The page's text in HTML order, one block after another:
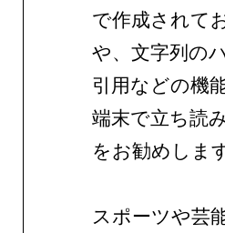
で作成されて
や、文字列の
引用などの機
端末で立ち読
をお勧めしま
スポーツや芸